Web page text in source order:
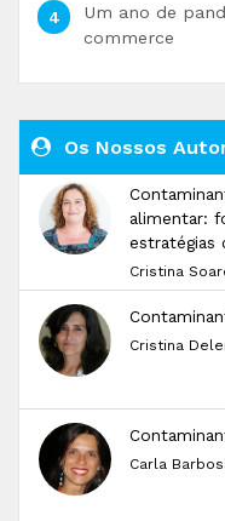
Um ano de
commerce
Os Nossos
alimentar:
estratégias
Cristina
Cristina
Carla